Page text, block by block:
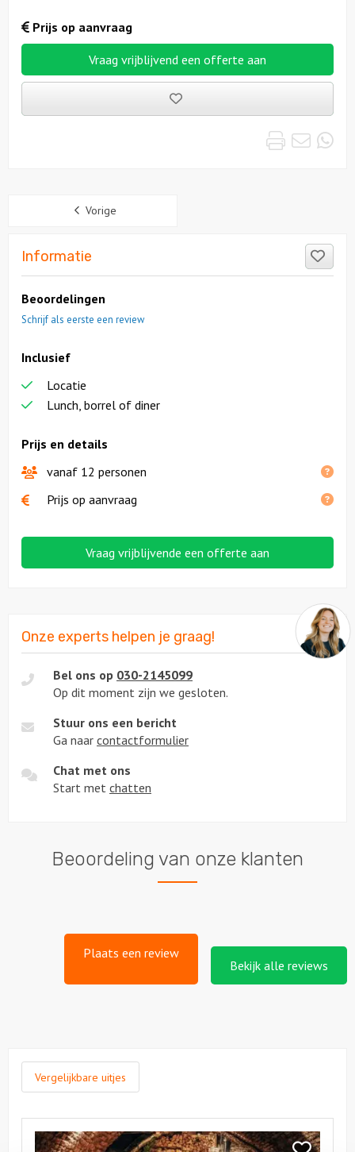
Vraag vrijblijvend een offerte aan
uitjes
Prijs op aanvraag
Print
Vorige
Informatie
Beoordelingen
Schrijf als eerste een review
Prijs en details
vanaf 12 personen
Prijs op aanvraag
Inclusief
Locatie
Lunch, borrel of diner
Vraag vrijblijvende een offerte aan
Onze experts helpen je graag!
Bel ons op 030-2145099
Op dit moment zijn we gesloten.
Stuur ons een bericht
Ga naar contactformulier
Chat met ons
Start met chatten
Beoordeling van onze klanten
Plaats een review
Bekijk alle reviews
Vergelijkbare uitjes
Bekijk
Bistro